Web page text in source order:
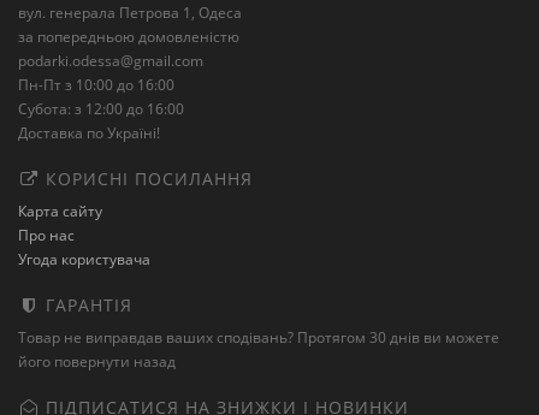
вул. генерала Петрова 1, Одеса
за попередньою домовленістю
podarki.odessa@gmail.com
Пн-Пт з 10:00 до 16:00
Субота: з 12:00 до 16:00
Доставка по Україні!
КОРИСНІ ПОСИЛАННЯ
Карта сайту
Про нас
Угода користувача
ГАРАНТІЯ
Товар не виправдав ваших сподівань? Протягом 30 днів ви можете
його повернути назад
ПІДПИСАТИСЯ НА ЗНИЖКИ І НОВИНКИ